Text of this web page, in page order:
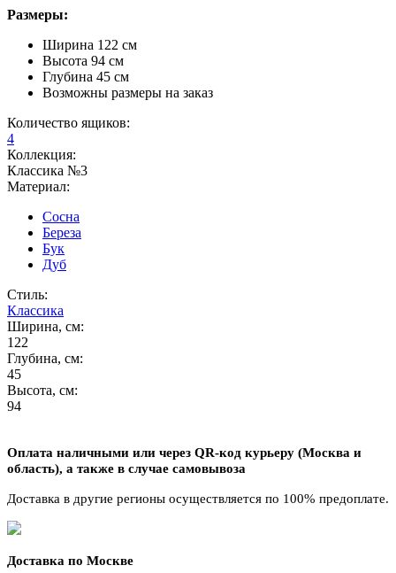
Размеры:
Ширина 122 см
Высота 94 см
Глубина 45 см
Возможны размеры на заказ
Количество ящиков:
4
Коллекция:
Классика №3
Материал:
Сосна
Береза
Бук
Дуб
Стиль:
Классика
Ширина, см:
122
Глубина, см:
45
Высота, см:
94
Оплата наличными или через QR-код курьеру (Москва и
область), а также в случае самовывоза
Доставка в другие регионы осуществляется по 100% предоплате.
Доставка по Москве